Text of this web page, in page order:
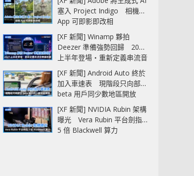
塞入 Project Indigo 相機
App 可即影即改相
[XF 新聞] Winamp 夥拍
Deezer 準備強勢回歸 2027
上半年登場‧重新定義串流音
樂播放器
[XF 新聞] Android Auto 終於
加入車速表 現階段只向部分
beta 用戶同少數地區開放
[XF 新聞] NVIDIA Rubin 架構
曝光 Vera Rubin 平台劍指
5 倍 Blackwell 算力